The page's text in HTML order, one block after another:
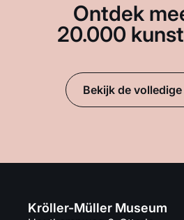
Ontdek
20.000
Bekijk de
Kröller-Müller Museum